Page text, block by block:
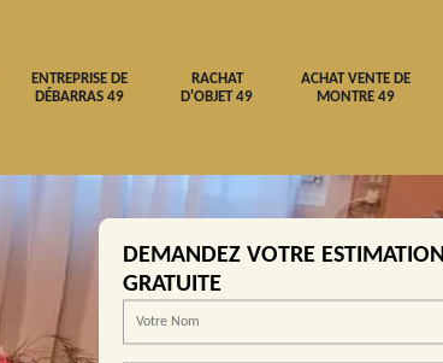
ENTREPRISE DE
DÉBARRAS 49
RACHAT
D'OBJET 49
ACHAT VENTE DE
MONTRE 49
DEMANDEZ VOTRE ESTIMATION
GRATUITE